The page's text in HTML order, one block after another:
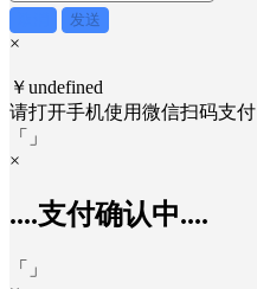
发送
×
￥undefined
请打开手机使用微信扫码支付
「
」
×
....支付确认中....
「
」